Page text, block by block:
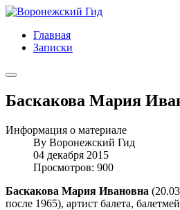
Главная
Записки
Баскакова Мария
Информация о материале
By Воронежский Гид
04 декабря 2015
Просмотров: 900
Баскакова Мария Ивановна
после 1965), артист балета,